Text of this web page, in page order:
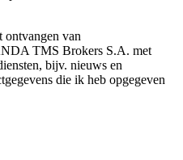
ontvangen van
TMS Brokers S.A. met
bijv. nieuws en
die ik heb opgegeven